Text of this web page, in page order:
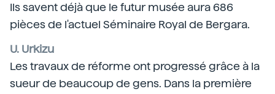
Ils savent déjà que le futur musée aura 686
pièces de l'actuel Séminaire Royal de Bergara.
U. Urkizu
Les travaux de réforme ont progressé grâce à la
sueur de beaucoup de gens. Dans la première